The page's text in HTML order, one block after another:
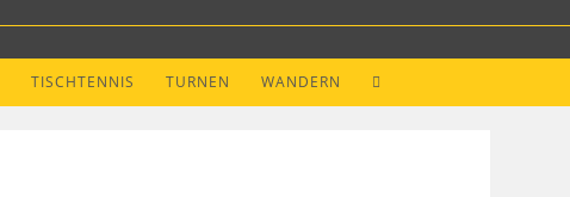
TISCHTENNIS TURNEN WANDERN WEBSITE-